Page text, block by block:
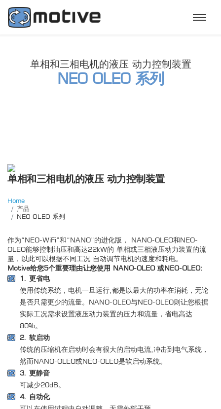
单相和三相电机的液压 动力控制装置
NEO OLEO 系列
单相和三相电机的液压 动力控制装置
Home
产品
NEO OLEO 系列
作为“NEO-WiFi”和“NANO”的进化版， NANO-OLEO和NEO-
OLEO能够控制油压和高达22kW的 单相或三相液压动力装置的流
量，以此可以根据不同工况 自动调节电机的速度和耗电。
Motive给您5个重要理由让您使用 NANO-OLEO 或NEO-OLEO:
1. 更省电
使用传统系统，电机一旦运行,都是以最大的功率在消耗，无论
是否只需更少的流量。NANO-OLEO与NEO-OLEO则让您根据
实际工况需求设置液压动力装置的压力和流量，省电高达
80%。
2. 软启动
传统的压缩机在启动时会有很大的启动电流,冲击到电气系统，
然而NANO-OLEO或NEO-OLEO是软启动系统。
3. 更静音
可减少20dB。
4. 自动化